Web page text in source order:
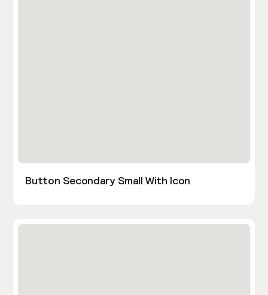
Button Secondary Small With Icon